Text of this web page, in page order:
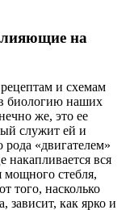
на
и схемам
биологию наших
же, это ее
служит ей и
«двигателем»
накапливается вся
мощного стебля,
того, насколько
зависит, как ярко и